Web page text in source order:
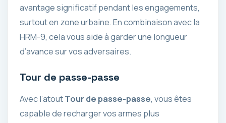
avantage significatif pendant les engagements,
surtout en zone urbaine. En combinaison avec la
HRM-9, cela vous aide à garder une longueur
d’avance sur vos adversaires.
Tour de passe-passe
Avec l’atoutTour de passe-passe, vous êtes
capable de recharger vos armes plus